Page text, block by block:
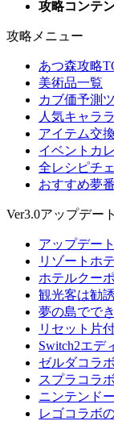
攻略コンテ
攻略メニュー
あつ森攻略
美術品一覧
カブ価予測
人気キャラ
アイテム交
イベントカ
全レシピチ
おすすめ夢
Ver3.0アップデート
アップデー
リゾートホ
ホテルクー
観光客は勧
夢の島でで
リセット片
Switch2エデ
ゼルダコラ
スプラコラ
ニンテンド
レゴコラボ